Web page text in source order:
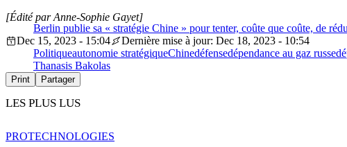
Berlin publie sa « stratégie Chine » pour tenter, coûte que coûte, de
[Édité par Anne-Sophie Gayet]
Dec 15, 2023 - 15:04
Dernière mise à jour: Dec 18, 2023 - 10:54
Politiqueautonomie stratégiqueChinedéfensedépendance au gaz russe
Thanasis Bakolas
Print Partager
LES PLUS LUS
PROTECHNOLOGIES